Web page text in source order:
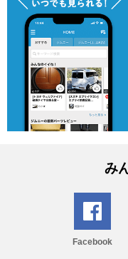
み
Facebook